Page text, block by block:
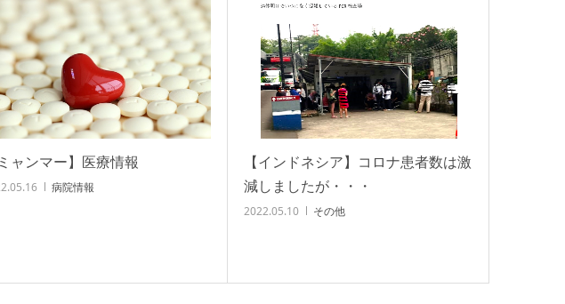
ミャンマー】医療情報
病院情報
【インドネシア】コロナ患者数は激
減しましたが・・・
2022.05.10 その他